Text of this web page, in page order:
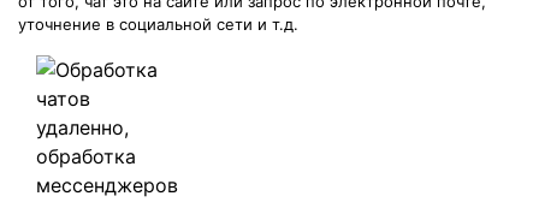
уточнение в социальной сети и т.д.